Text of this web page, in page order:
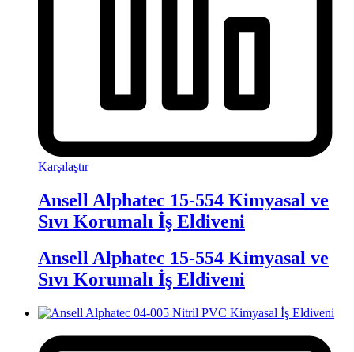
Karşılaştır
Ansell Alphatec 15-554 Kimyasal ve
Sıvı Korumalı İş Eldiveni
Ansell Alphatec 15-554 Kimyasal ve
Sıvı Korumalı İş Eldiveni